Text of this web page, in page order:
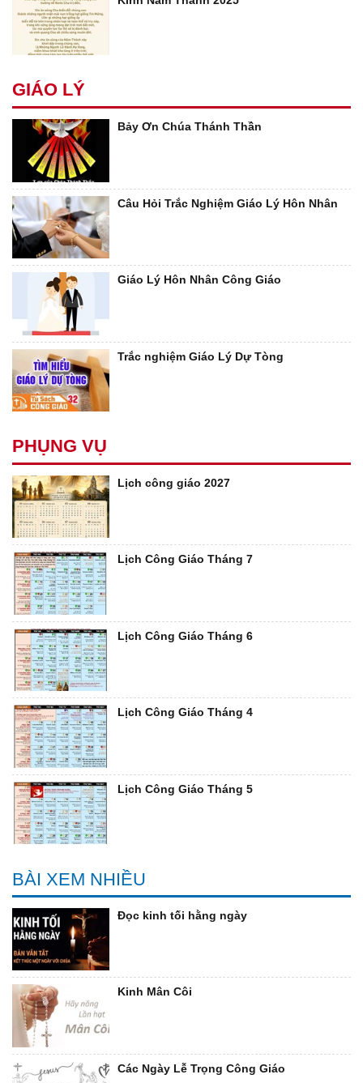
GIÁO LÝ
Bảy Ơn Chúa Thánh Thần
Câu Hỏi Trắc Nghiệm Giáo Lý Hôn Nhân
Giáo Lý Hôn Nhân Công Giáo
Trắc nghiệm Giáo Lý Dự Tòng
PHỤNG VỤ
Lịch công giáo 2027
Lịch Công Giáo Tháng 7
Lịch Công Giáo Tháng 6
Lịch Công Giáo Tháng 4
Lịch Công Giáo Tháng 5
BÀI XEM NHIỀU
Đọc kinh tối hằng ngày
Kinh Mân Côi
Các Ngày Lễ Trọng Công Giáo